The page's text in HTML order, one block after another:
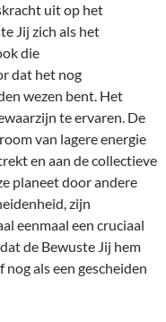
uit op het
Jij zich als het
die
dat het nog
wezen bent. Het
te ervaren. De
van lagere energie
en aan de collectieve
planeet door andere
zijn
eenmaal een cruciaal
de Bewuste Jij hem
als een gescheiden